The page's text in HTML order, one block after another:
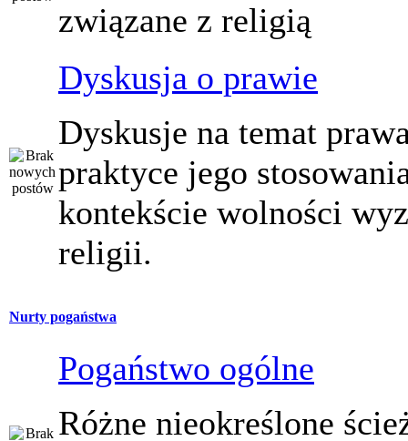
związane z religią
Dyskusja o prawie
Dyskusje na temat
praktyce jego
kontekście wolności
religii.
Nurty pogaństwa
Pogaństwo ogólne
Różne nieokreślone